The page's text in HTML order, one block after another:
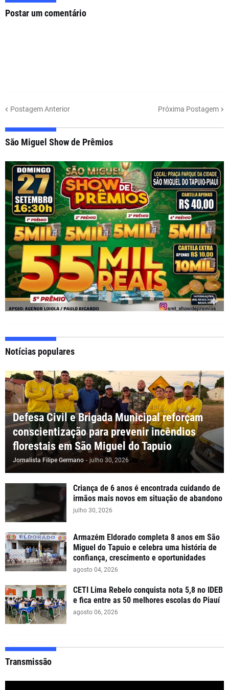
Postar um comentário
Postagem Anterior Próxima Postagem
São Miguel Show de Prêmios
Notícias populares
Defesa Civil e Brigada Municipal reforçam
conscientização para prevenir incêndios
florestais em São Miguel do Tapuio
Jornalista Filipe Germano - julho 30, 2026
Criança de 6 anos é encontrada cuidando de
irmãos mais novos em situação de abandono
julho 30, 2026
Armazém Eldorado completa 8 anos em São
Miguel do Tapuio e celebra uma história de
confiança, crescimento e oportunidades
agosto 04, 2026
CETI Lima Rebelo conquista nota 5,8 no IDEB
e fica entre as 50 melhores escolas do Piauí
agosto 06, 2026
Transmissão